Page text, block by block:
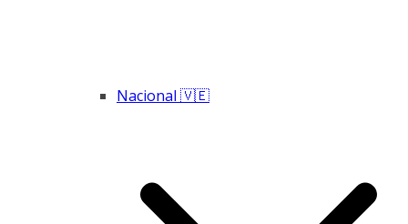
Nacional 🇻🇪